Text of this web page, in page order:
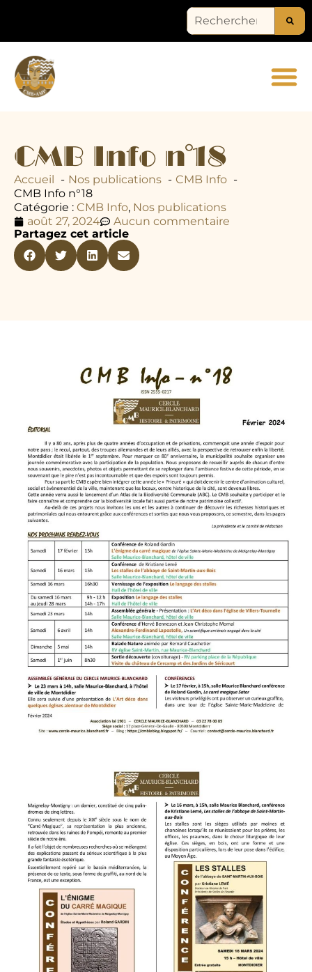
CMB Info n°18
Accueil Nos publications
CMB Info
CMB Info n°18
Catégorie : CMB Info, Nos publications
août 27, 2024
Aucun commentaire
Partagez cet article